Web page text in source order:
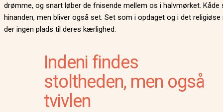
drømme, og snart løber de fnisende mellem os i halvmørket. Kåde
hinanden, men bliver også set. Set som i opdaget og i det religiøse
der ingen plads til deres kærlighed.
Indeni findes
stoltheden, men også
tvivlen